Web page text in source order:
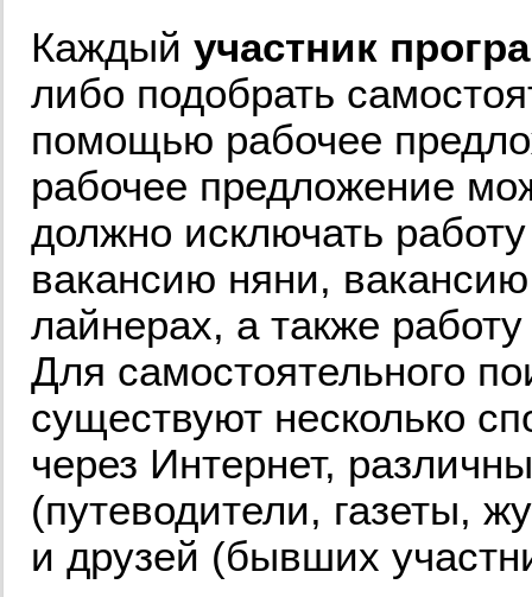
Каждый участник
либо подобрать
помощью рабочее
рабочее предложение
должно исключать
вакансию няни,
лайнерах, а также
Для самостоятельного
существуют несколько
через Интернет,
(путеводители, газеты,
и друзей (бывших